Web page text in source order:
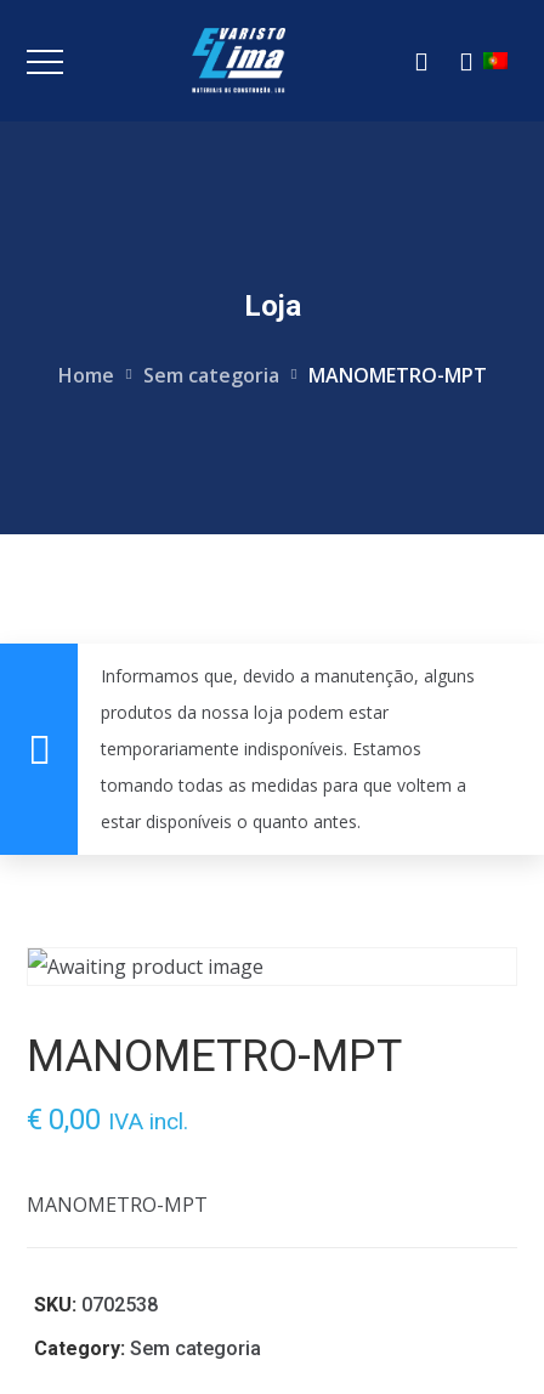
Loja
Home Sem categoria MANOMETRO-MPT
Informamos que, devido a manutenção, alguns
produtos da nossa loja podem estar
temporariamente indisponíveis. Estamos
tomando todas as medidas para que voltem a
estar disponíveis o quanto antes.
MANOMETRO-MPT
€ 0,00 IVA incl.
MANOMETRO-MPT
SKU: 0702538
Category:Sem categoria